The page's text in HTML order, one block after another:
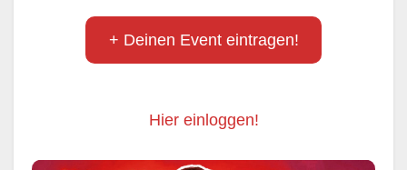
+ Deinen Event eintragen!
Hier einloggen!